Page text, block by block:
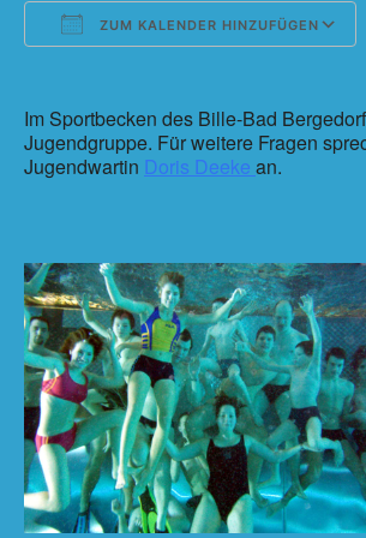
ZUM KALENDER HINZUFÜGEN
Im Sportbecken des Bille-Bad
Jugendgruppe. Für weitere Fragen
Jugendwartin Doris Deeke an.